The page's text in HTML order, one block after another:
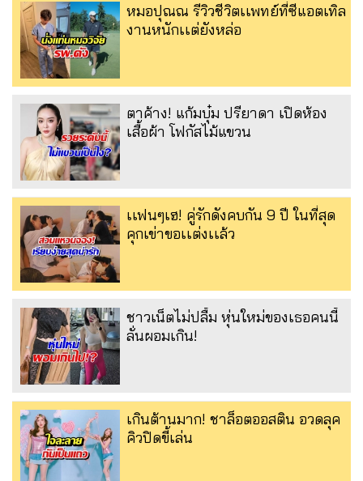
หมอปุณณ รีวิวชีวิตเเพทย์ที่ซีแอตเทิล
งานหนักเเต่ยังหล่อ
ตาค้าง! แก้มบุ๋ม ปรียาดา เปิดห้อง
เสื้อผ้า โฟกัสไม้แขวน
เเฟนๆเฮ! คู่รักดังคบกัน 9 ปี ในที่สุด
คุกเข่าขอเเต่งเเล้ว
ชาวเน็ตไม่ปลื้ม หุ่นใหม่ของเธอคนนี้
ลั่นผอมเกิน!
เกินต้านมาก! ชาล็อตออสติน อวดลุค
คิวปิดขี้เล่น